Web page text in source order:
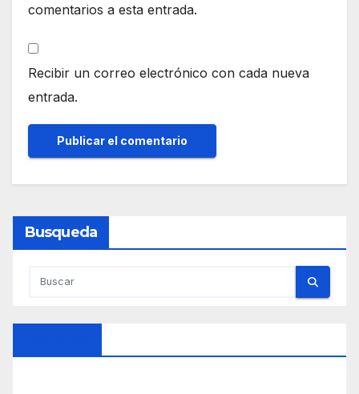
comentarios a esta entrada.
Recibir un correo electrónico con cada nueva
entrada.
Busqueda